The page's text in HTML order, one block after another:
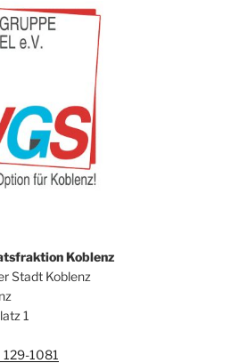
Koblenz
Stadt Koblenz
1
129-1081